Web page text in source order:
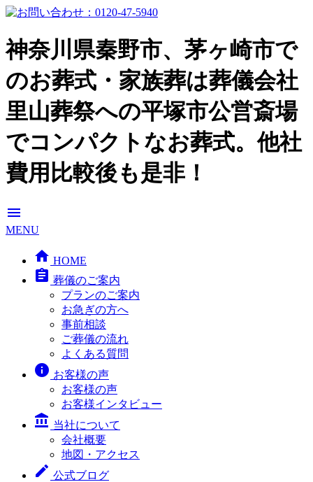
神奈川県秦野市、茅ヶ崎市で
のお葬式・家族葬は葬儀会社
里山葬祭への平塚市公営斎場
でコンパクトなお葬式。他社
費用比較後も是非！
menu
MENU
home HOME
assignment 葬儀のご案内
プランのご案内
お急ぎの方へ
事前相談
ご葬儀の流れ
よくある質問
info お客様の声
お客様の声
お客様インタビュー
account_balance 当社について
会社概要
地図・アクセス
edit 公式ブログ